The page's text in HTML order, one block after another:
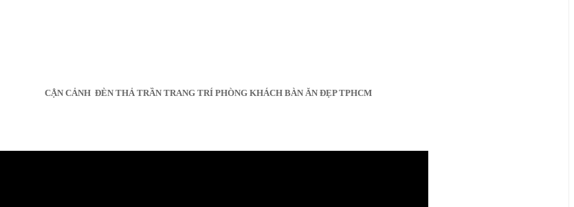
CẬN CẢNH ĐÈN THẢ TRẦN TRANG TRÍ PHÒNG KHÁCH BÀN ĂN ĐẸP TPHCM